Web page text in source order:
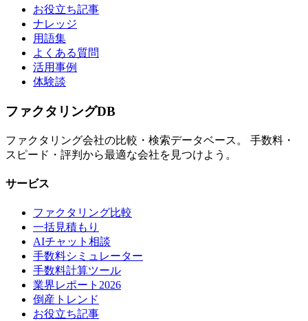
お役立ち記事
ナレッジ
用語集
よくある質問
活用事例
体験談
ファクタリングDB
ファクタリング会社の比較・検索データベース。 手数料・
スピード・評判から最適な会社を見つけよう。
サービス
ファクタリング比較
一括見積もり
AIチャット相談
手数料シミュレーター
手数料計算ツール
業界レポート2026
倒産トレンド
お役立ち記事